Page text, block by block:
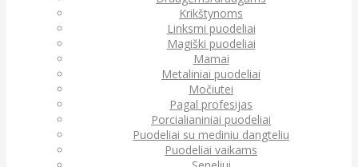
Krikštynoms
Linksmi puodeliai
Magiški puodeliai
Mamai
Metaliniai puodeliai
Močiutei
Pagal profesijas
Porcialianiniai puodeliai
Puodeliai su mediniu dangteliu
Puodeliai vaikams